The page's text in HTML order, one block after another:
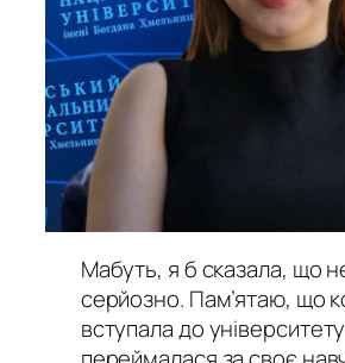
Мабуть, я б сказала, що
серйозно. Пам’ятаю, що
вступала до